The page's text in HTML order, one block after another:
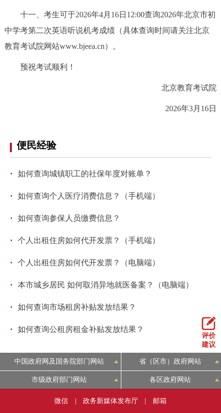
十一、考生可于2026年4月16日12:00查询2026年北京市初
中学考第二次英语听说机考成绩（具体查询时间请关注北京
教育考试院网站www.bjeea.cn）。
预祝考试顺利！
北京教育考试院
2026年3月16日
便民经验
· 如何查询城镇职工的社保年度对账单？
· 如何查询个人医疗消费信息？（手机端）
· 如何查询参保人员缴费信息？
· 个人出租住房如何代开发票？（手机端）
· 个人出租住房如何代开发票？（电脑端）
· 本市城乡居民 如何取消异地就医备案？（电脑端）
· 如何查询市场租房补贴发放结果？
· 如何查询公租房租金补贴发放结果？
评价
建议
中国政府网及国务院部门网站 省（区市）政府网站
市级政府部门网站 各区政府网站
微信 政务新媒体发布厅 邮箱